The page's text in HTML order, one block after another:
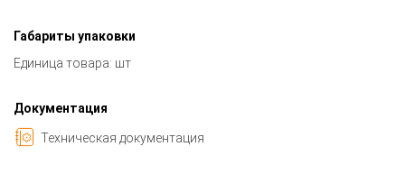
Габариты упаковки
Единица товара: шт
Документация
Техническая документация